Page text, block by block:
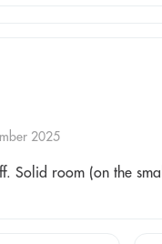
2025
Solid room (on the